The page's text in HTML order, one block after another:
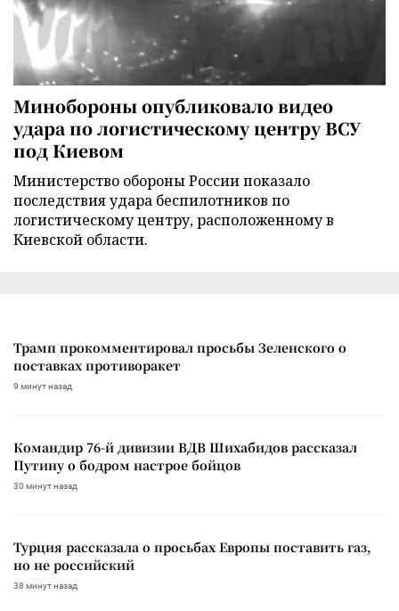
Минобороны опубликовало видео
удара по логистическому центру ВСУ
под Киевом
Министерство обороны России показало
последствия удара беспилотников по
логистическому центру, расположенному в
Киевской области.
Трамп прокомментировал просьбы Зеленского о
поставках противоракет
9 минут назад
Командир 76-й дивизии ВДВ Шихабидов рассказал
Путину о бодром настрое бойцов
30 минут назад
Турция рассказала о просьбах Европы поставить газ,
но не российский
38 минут назад